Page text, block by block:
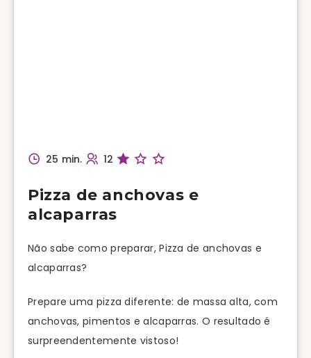
25 min. 12
Pizza de anchovas e
alcaparras
Não sabe como preparar, Pizza de anchovas e
alcaparras?
Prepare uma pizza diferente: de massa alta, com
anchovas, pimentos e alcaparras. O resultado é
surpreendentemente vistoso!